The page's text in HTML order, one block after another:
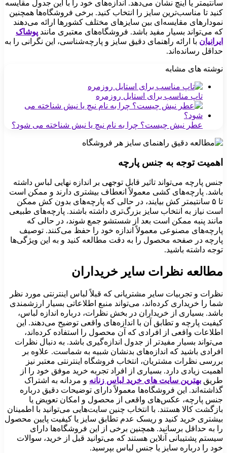
سانتیمتر یا اینچ نشان می‌دهد. اندازه‌های خود را با این جدول مقایسه
کنید تا مناسب‌ترین سایز را انتخاب کنید. برخی فروشگاه‌ها همچنین
نمودارهای مقایسه‌ای بین سایزهای مختلف کشورها ارائه می‌دهند
که می‌تواند بسیار مفید باشد. فروشگاه‌های معتبری مانند پوشاک
ایرانیان با ارائه راهنمای دقیق سایز و پارچه‌شناسی، این نگرانی را به
حداقل رسانده‌اند.
نوشته های مشابه
تاپ مناسب برای استایل روزمره
عطر نیش چیست؟ چرا به نام نیچ یا نیش شناخته می شود؟
اهمیت توجه به جنس پارچه
جنس پارچه می‌تواند تاثیر قابل توجهی بر اندازه نهایی لباس داشته
باشد. پارچه‌های کشی معمولاً انعطاف بیشتری دارند و ممکن است
تا ۵ سانتیمتر کش بیایند، در حالی که پارچه‌های بدون کش ممکن
است نیاز به انتخاب سایز بزرگ‌تری داشته باشند. پارچه‌های طبیعی
مانند پنبه ممکن است بعد از شستشو جمع شوند، در حالی که
پارچه‌های مصنوعی معمولاً اندازه خود را حفظ می‌کنند. توصیف
پارچه در صفحه محصول را به دقت مطالعه کنید و به این ویژگی‌ها
توجه داشته باشید.
مطالعه نظرات سایر خریداران
نظرات و تجربیات سایر مشتریانی که قبلاً لباس اینترنتی مورد نظر
شما را خریداری کرده‌اند، می‌تواند منبع اطلاعاتی بسیار ارزشمندی
باشد. بسیاری از خریداران در بخش نظرات، درباره اندازه لباس،
کیفیت پارچه و تطابق آن با اندازه‌های واقعی توضیح می‌دهند. این
اطلاعات واقعی از افرادی که آن محصول را استفاده کرده‌اند،
می‌تواند بسیار مفیدتر از جدول اندازه‌گیری باشد. به دنبال نظرات
افرادی باشید که اندازه‌های بدنشان شبیه به شماست. علاوه بر
بررسی نظرات مشتریان، انتخاب فروشگاه اینترنتی معتبر نیز
اهمیت زیادی دارد. بسیاری از افراد تجربه خرید موفق خود را از
طریق بهترین سایت های خرید لباس زنانه و مردانه به اشتراک
گذاشته‌اند. این فروشگاه‌ها معمولاً دارای توضیحات دقیق درباره
جنس پارچه، عکس‌های واقعی از محصول و امکان تعویض یا
بازگشت کالا هستند. با انتخاب چنین سایت‌هایی می‌توانید با اطمینان
بیشتری خرید کنید و ریسک عدم تطابق سایز یا کیفیت پایین محصول
را به حداقل برسانید. همچنین برخی از این فروشگاه‌ها دارای
سیستم پشتیبانی آنلاین هستند که می‌توانید قبل از خرید، سوالات
خود را درباره سایز یا جنس لباس بپرسید.